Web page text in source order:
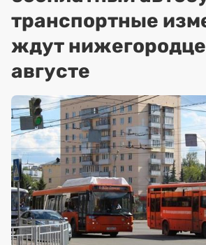
транспортные
ждут
августе